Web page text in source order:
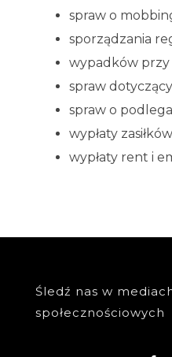
spraw o
sporządzania
wypadków przy
spraw
spraw o
wypłaty
wypłaty rent i
Śledź nas w
społecznościowych